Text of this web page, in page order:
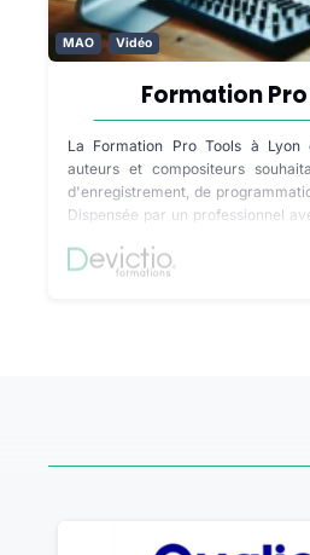
MAO Vidéo
Formation
La Formation Pro Tools à
auteurs et compositeurs
d'enregistrement, de
Dispensée par un professionnel
formation vous permettra